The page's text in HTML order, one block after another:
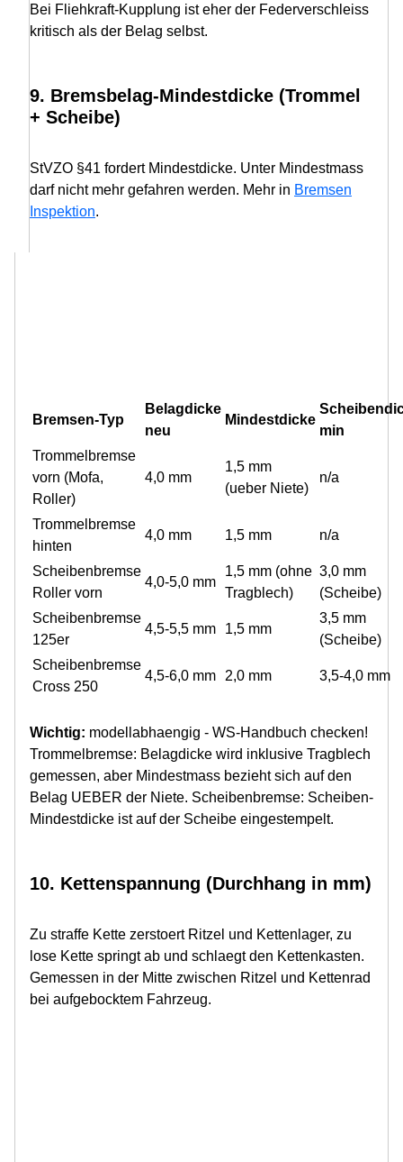
Bei Fliehkraft-Kupplung ist eher der Federverschleiss
kritisch als der Belag selbst.
9. Bremsbelag-Mindestdicke (Trommel
+ Scheibe)
StVZO §41 fordert Mindestdicke. Unter Mindestmass
darf nicht mehr gefahren werden. Mehr in Bremsen
Inspektion.
Bremsen-Typ
Belagdicke
neu
Mindestdicke
min
Trommelbremse
vorn (Mofa,
Roller)
4,0 mm
1,5 mm
(ueber Niete)
n/a
Trommelbremse
hinten
4,0 mm 1,5 mm n/a
Scheibenbremse
Roller vorn
4,0-5,0 mm
1,5 mm (ohne
Tragblech)
3,0 mm
(Scheibe)
Scheibenbremse
125er
4,5-5,5 mm 1,5 mm
3,5 mm
(Scheibe)
Scheibenbremse
Cross 250
4,5-6,0 mm 2,0 mm 3,5-4,0 mm
Wichtig: modellabhaengig - WS-Handbuch checken!
Trommelbremse: Belagdicke wird inklusive Tragblech
gemessen, aber Mindestmass bezieht sich auf den
Belag UEBER der Niete. Scheibenbremse: Scheiben-
Mindestdicke ist auf der Scheibe eingestempelt.
10. Kettenspannung (Durchhang in mm)
Zu straffe Kette zerstoert Ritzel und Kettenlager, zu
lose Kette springt ab und schlaegt den Kettenkasten.
Gemessen in der Mitte zwischen Ritzel und Kettenrad
bei aufgebocktem Fahrzeug.